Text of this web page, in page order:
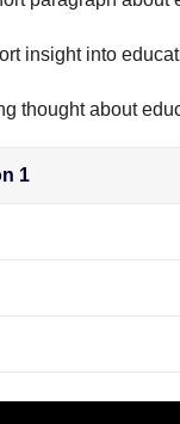
insight into
thought about
1